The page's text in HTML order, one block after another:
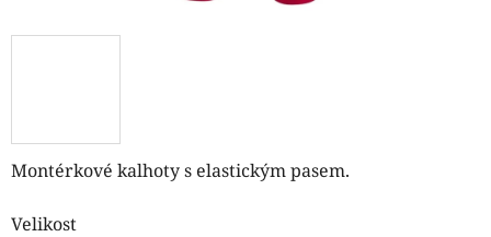
Montérkové kalhoty s elastickým pasem.
Velikost